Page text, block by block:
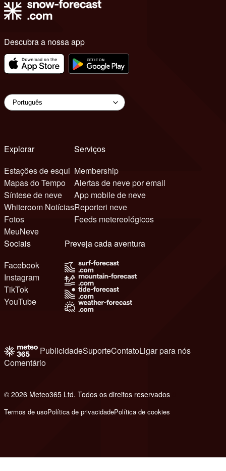
Descubra a nossa app
Explorar
Estações de esqui
Mapas do Tempo
Síntese de neve
Whiteroom Notícias
Fotos
MeuNeve
Serviços
Membership
Alertas de neve por email
App mobile de neve
Reporteri neve
Feeds metereológicos
Sociais
Facebook
Instagram
TikTok
YouTube
Preveja cada aventura
PublicidadeSuporteContatoLigar para nós
Comentário
© 2026 Meteo365 Ltd. Todos os direitos reservados
Termos de usoPolítica de privacidadePolítica de cookies